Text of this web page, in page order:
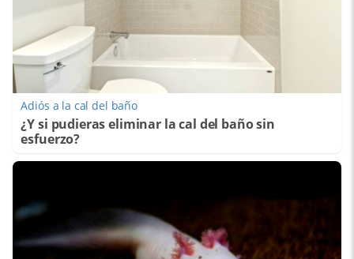
Adiós a la cal del baño
¿Y si pudieras eliminar la cal del baño sin
esfuerzo?